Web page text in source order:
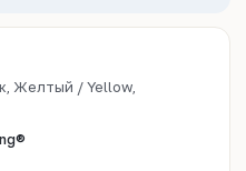
Желтый / Yellow,